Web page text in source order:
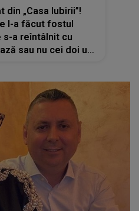
„Casa Iubirii”!
l-a făcut fostul
s-a reîntâlnit cu
sau nu cei doi un